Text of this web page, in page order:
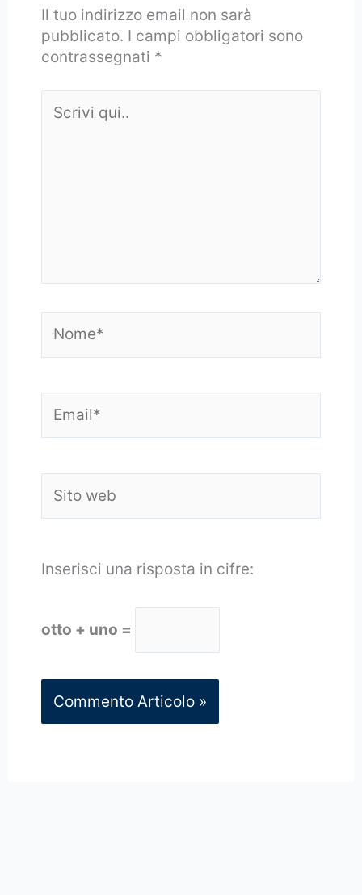
Il tuo indirizzo email non sarà
pubblicato. I campi obbligatori sono
contrassegnati *
qui..
web
Inserisci una risposta in cifre:
otto + uno =